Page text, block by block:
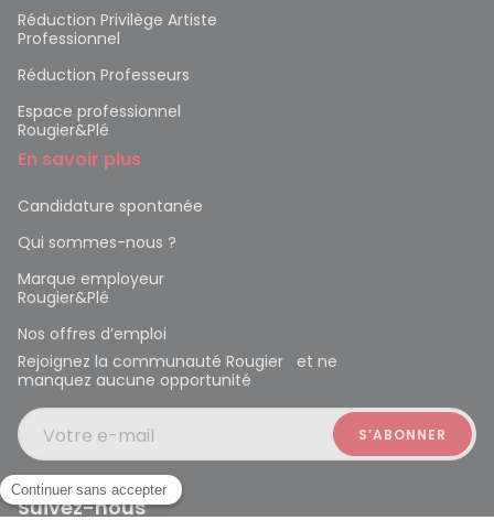
Réduction Privilège Artiste
Professionnel
Réduction Professeurs
Espace professionnel
Rougier&Plé
En savoir plus
Candidature spontanée
Qui sommes-nous ?
Marque employeur
Rougier&Plé
Nos offres d’emploi
Rejoignez la communauté Rougier et ne
manquez aucune opportunité
Votre e-mail
Suivez-nous